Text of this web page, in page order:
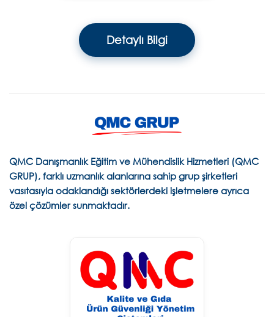
Detaylı Bilgi
QMC Danışmanlık Eğitim ve Mühendislik Hizmetleri (QMC
GRUP), farklı uzmanlık alanlarına sahip grup şirketleri
vasıtasıyla odaklandığı sektörlerdeki işletmelere ayrıca
özel çözümler sunmaktadır.